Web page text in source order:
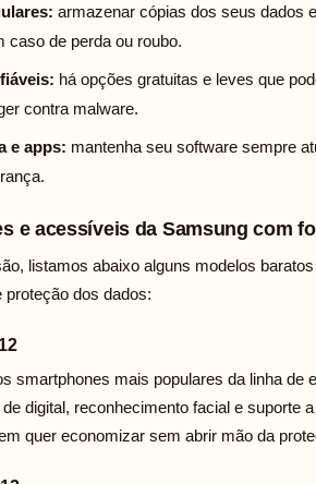
armazenar cópias dos seus dados
caso de perda ou roubo.
há opções gratuitas e leves que
contra malware.
e apps: mantenha seu software sempre
e acessíveis da Samsung com
listamos abaixo alguns modelos
proteção dos dados:
smartphones mais populares da linha de
digital, reconhecimento facial e suporte
quer economizar sem abrir mão da